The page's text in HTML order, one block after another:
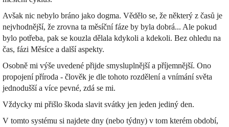
Avšak nic nebylo bráno jako dogma. Vědělo se, že některý z časů je
nejvhodnější, že zrovna ta měsíční fáze by byla dobrá... Ale pokud
bylo potřeba, pak se kouzla dělala kdykoli a kdekoli. Bez ohledu na
čas, fázi Měsíce a další aspekty.
Osobně mi výše uvedené přijde smysluplnější a příjemnější. Ono
propojení příroda - člověk je dle tohoto rozdělení a vnímání světa
jednodušší a více pevné, zdá se mi.
Vždycky mi přišlo škoda slavit svátky jen jeden jediný den.
V tomto systému si najdete dny (nebo týdny) v tom kterém období,